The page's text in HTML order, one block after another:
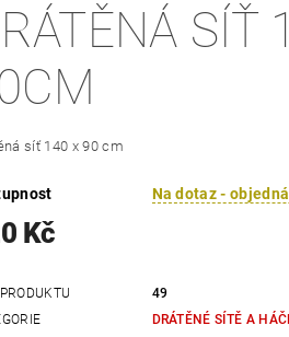
SÍŤ
síť 140 x 90 cm
Na dotaz -
Kč
49
DRÁTĚNÉ SÍTĚ A